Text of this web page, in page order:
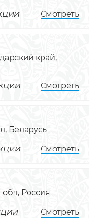
Смотреть
край,
Смотреть
Беларусь
Смотреть
Россия
Смотреть